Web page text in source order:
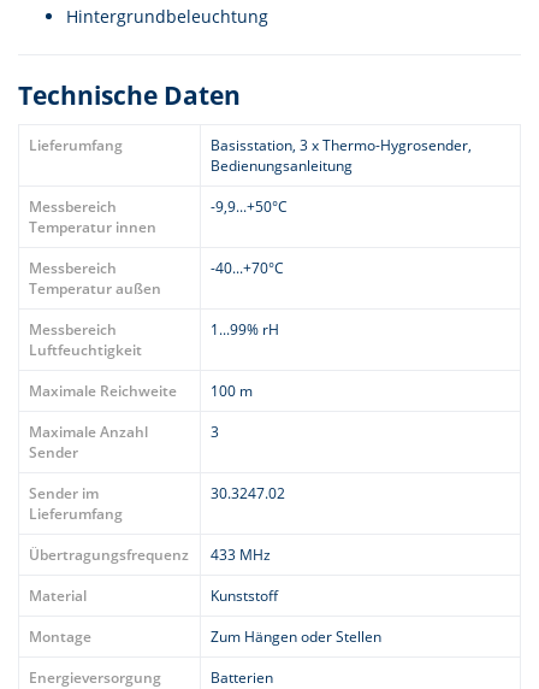
Hintergrundbeleuchtung
Technische Daten
Lieferumfang
Basisstation, 3 x Thermo-Hygrosender,
Bedienungsanleitung
Messbereich
Temperatur innen
-9,9...+50°C
Messbereich
Temperatur außen
-40...+70°C
Messbereich
Luftfeuchtigkeit
1...99% rH
Maximale Reichweite
100 m
Maximale Anzahl
Sender
3
Sender im
Lieferumfang
30.3247.02
Übertragungsfrequenz
433 MHz
Material
Kunststoff
Montage
Zum Hängen oder Stellen
Energieversorgung
Batterien